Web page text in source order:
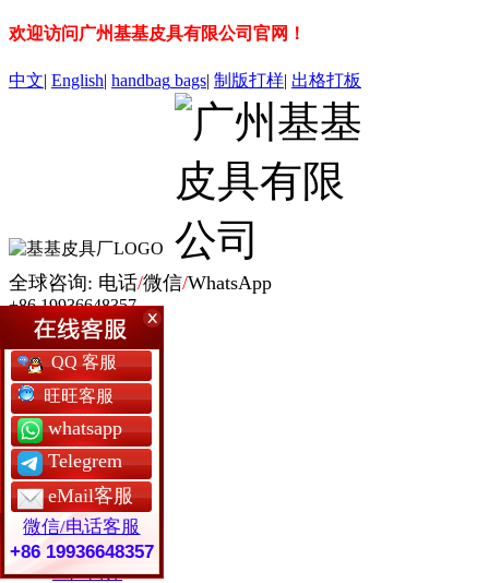
欢迎访问广州基基皮具有限公司官网！
中文| English| handbag bags| 制版打样| 出格打板
全球咨询: 电话/微信/WhatsApp
+86 19936648357
网站首页
女包定制
男包定制
银包定制
书包定制
背囊包定制
军用包袋厂
保护套定制
皮具礼品
常见问题
工厂简介
QQ 客服
旺旺客服
whatsapp
Telegrem
eMail客服
微信/电话客服
+86 19936648357